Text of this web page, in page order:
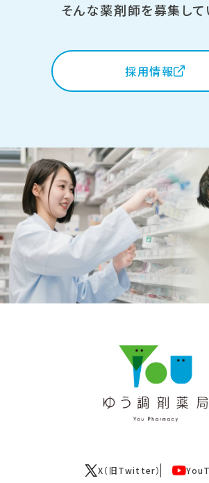
そんな薬剤師を募集して
採用情報
X（旧Twitter）